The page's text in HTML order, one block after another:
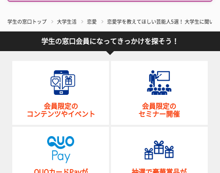
学生の窓口トップ 大学生活 恋愛 恋愛学を教えてほしい芸能人5選！ 大学生に聞いて
学生の窓口会員になってきっかけを探そう！
会員限定の
コンテンツやイベント
会員限定の
セミナー開催